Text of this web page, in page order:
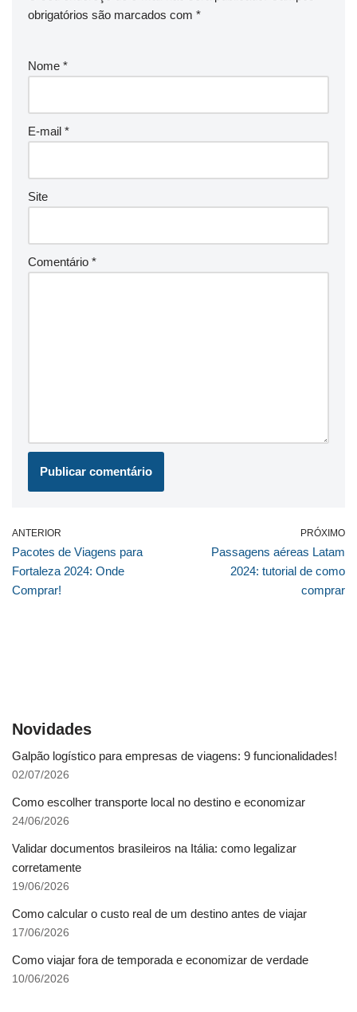
obrigatórios são marcados com *
Nome *
E-mail *
Site
Comentário *
ANTERIOR
Pacotes de Viagens para
Fortaleza 2024: Onde
Comprar!
PRÓXIMO
Passagens aéreas Latam
2024: tutorial de como
comprar
Novidades
Galpão logístico para empresas de viagens: 9 funcionalidades!
02/07/2026
Como escolher transporte local no destino e economizar
24/06/2026
Validar documentos brasileiros na Itália: como legalizar
corretamente
19/06/2026
Como calcular o custo real de um destino antes de viajar
17/06/2026
Como viajar fora de temporada e economizar de verdade
10/06/2026